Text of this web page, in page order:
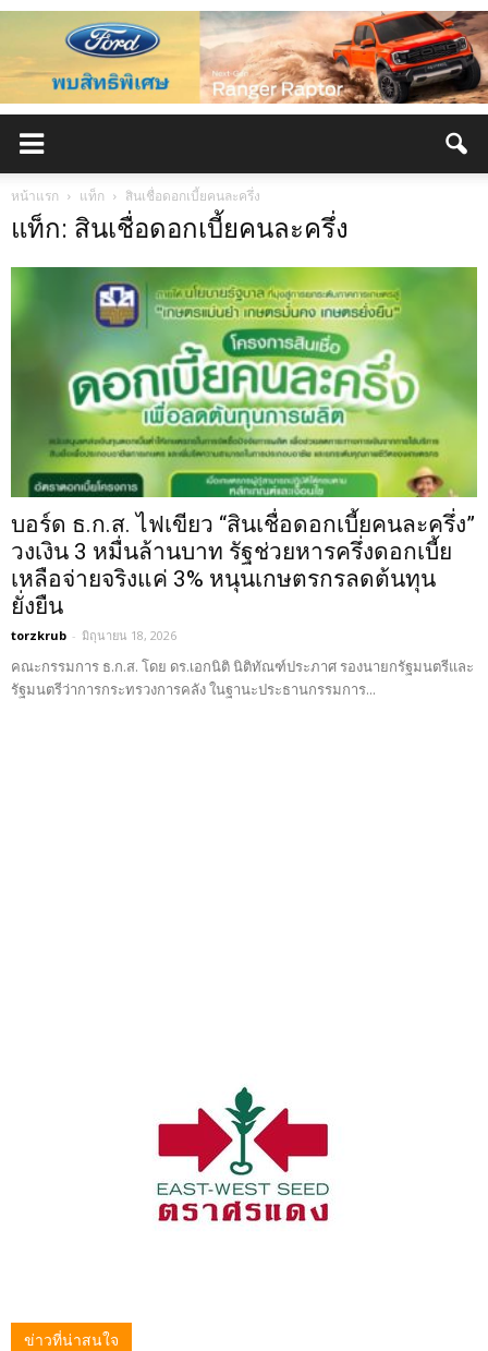
หน้าแรก แท็ก สินเชื่อดอกเบี้ยคนละครึ่ง
แท็ก: สินเชื่อดอกเบี้ยคนละครึ่ง
บอร์ด ธ.ก.ส. ไฟเขียว “สินเชื่อดอกเบี้ยคนละครึ่ง”
วงเงิน 3 หมื่นล้านบาท รัฐช่วยหารครึ่งดอกเบี้ย
เหลือจ่ายจริงแค่ 3% หนุนเกษตรกรลดต้นทุน
ยั่งยืน
torzkrub - มิถุนายน 18, 2026
คณะกรรมการ ธ.ก.ส. โดย ดร.เอกนิติ นิติทัณฑ์ประภาศ รองนายกรัฐมนตรีและ
รัฐมนตรีว่าการกระทรวงการคลัง ในฐานะประธานกรรมการ...
ข่าวที่น่าสนใจ